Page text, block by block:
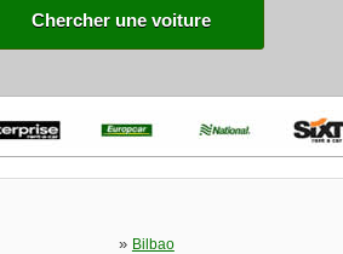
Chercher une voiture
» Bilbao